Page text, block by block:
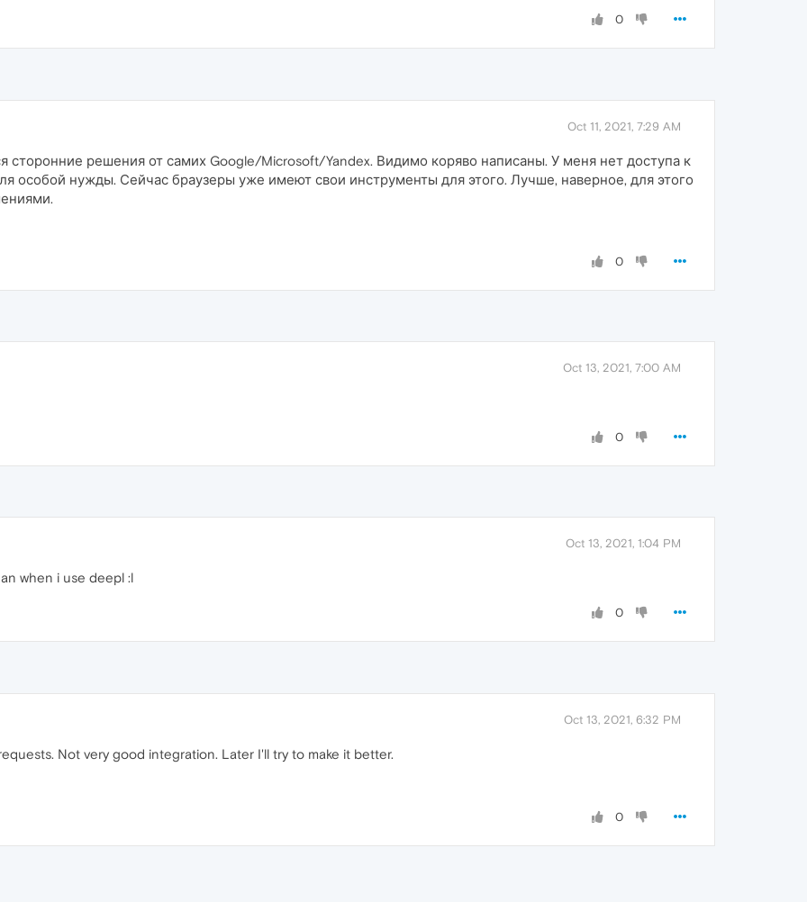
0
Oct 11, 2021, 7:29 AM
сторонние решения от самих Google/Microsoft/Yandex. Видимо коряво написаны. У меня нет доступа к
особой нужды. Сейчас браузеры уже имеют свои инструменты для этого. Лучше, наверное, для этого
0
Oct 13, 2021, 7:00 AM
0
Oct 13, 2021, 1:04 PM
when i use deepl :l
0
Oct 13, 2021, 6:32 PM
Not very good integration. Later I'll try to make it better.
0